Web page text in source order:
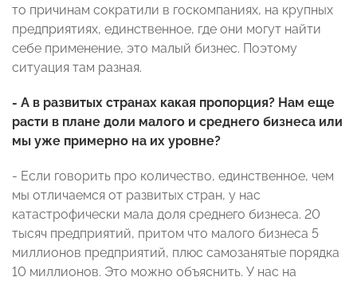
то причинам сократили в госкомпаниях, на крупных
предприятиях, единственное, где они могут найти
себе применение, это малый бизнес. Поэтому
ситуация там разная.
- А в развитых странах какая пропорция? Нам еще
расти в плане доли малого и среднего бизнеса или
мы уже примерно на их уровне?
- Если говорить про количество, единственное, чем
мы отличаемся от развитых стран, у нас
катастрофически мала доля среднего бизнеса. 20
тысяч предприятий, притом что малого бизнеса 5
миллионов предприятий, плюс самозанятые порядка
10 миллионов. Это можно объяснить. У нас на